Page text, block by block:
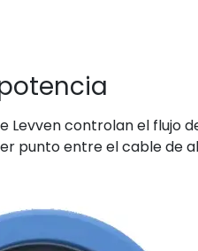
Levven controlan el flujo
punto entre el cable de